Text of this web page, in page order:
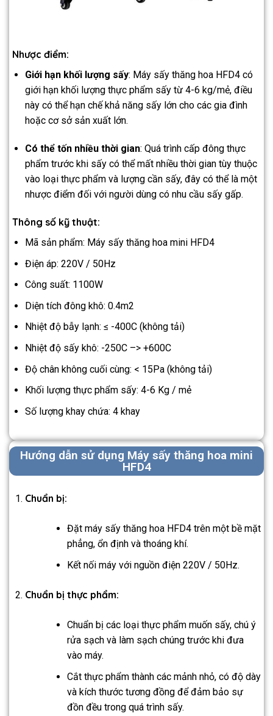
Nhược điểm:
Giới hạn khối lượng sấy: Máy sấy thăng hoa HFD4 có
giới hạn khối lượng thực phẩm sấy từ 4-6 kg/mẻ, điều
này có thể hạn chế khả năng sấy lớn cho các gia đình
hoặc cơ sở sản xuất lớn.
Có thể tốn nhiều thời gian: Quá trình cấp đông thực
phẩm trước khi sấy có thể mất nhiều thời gian tùy thuộc
vào loại thực phẩm và lượng cần sấy, đây có thể là một
nhược điểm đối với người dùng có nhu cầu sấy gấp.
Thông số kỹ thuật:
Mã sản phẩm: Máy sấy thăng hoa mini HFD4
Điện áp: 220V / 50Hz
Công suất: 1100W
Diện tích đông khô: 0.4m2
Nhiệt độ bẫy lạnh: ≤ -400C (không tải)
Nhiệt độ sấy khô: -250C –> +600C
Độ chân không cuối cùng: < 15Pa (không tải)
Khối lượng thực phẩm sấy: 4-6 Kg / mẻ
Số lượng khay chứa: 4 khay
Hướng dẫn sử dụng Máy sấy thăng hoa mini
HFD4
Chuẩn bị:
Đặt máy sấy thăng hoa HFD4 trên một bề mặt
phẳng, ổn định và thoáng khí.
Kết nối máy với nguồn điện 220V / 50Hz.
Chuẩn bị thực phẩm:
Chuẩn bị các loại thực phẩm muốn sấy, chú ý
rửa sạch và làm sạch chúng trước khi đưa
vào máy.
Cắt thực phẩm thành các mảnh nhỏ, có độ dày
và kích thước tương đồng để đảm bảo sự
đồn đều trong quá trình sấy.